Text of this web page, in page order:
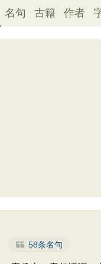
名句 古籍 作者
58条名句